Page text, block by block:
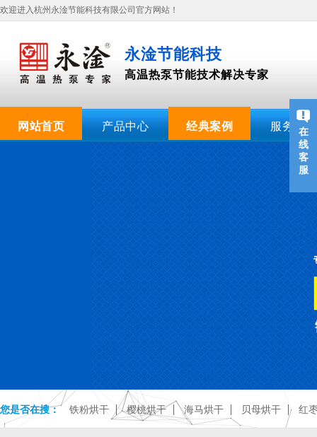
欢迎进入杭州永淦节能科技有限公司官方网站！
永淦节能科技
高温热泵节能技术解决专家
网站首页 产品中心 经典案例 服务支持
您是否在搜： 铁粉烘干 樱桃烘干 海马烘干 贝母烘干 红
在
线
客
服